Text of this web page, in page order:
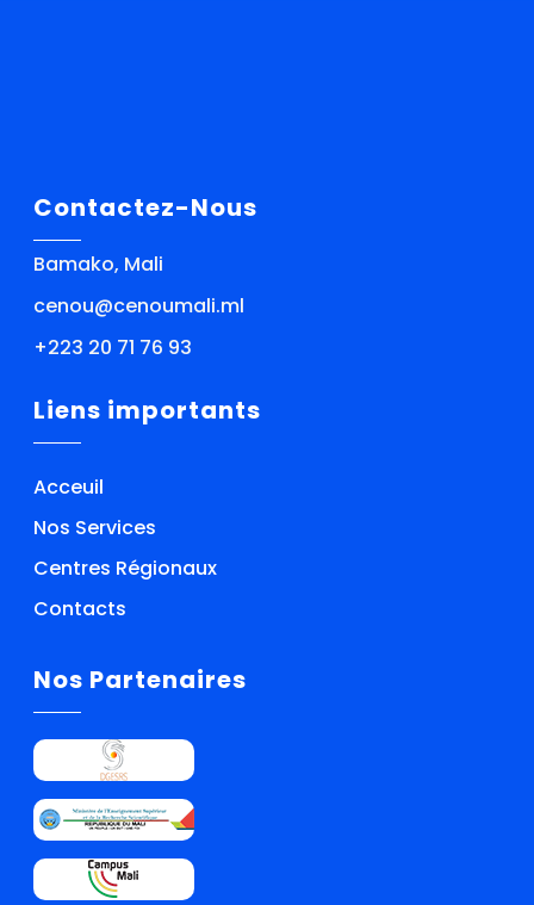
Contactez-Nous
Bamako, Mali
cenou@cenoumali.ml
+223 20 71 76 93
Liens importants
Acceuil
Nos Services
Centres Régionaux
Contacts
Nos Partenaires